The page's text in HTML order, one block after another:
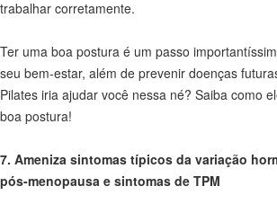
trabalhar corretamente.
Ter uma boa postura é um passo
seu bem-estar, além de prevenir doenças
Pilates iria ajudar você nessa né? Saiba como
boa postura!
7. Ameniza sintomas típicos da variação
pós-menopausa e sintomas de TPM